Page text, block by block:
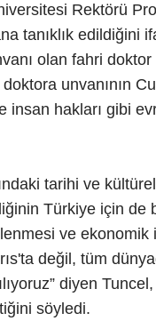
Rektörü
tanıklık edildiğini
olan fahri doktor
unvanının
insan hakları gibi
tarihi ve
Türkiye için de
ve
değil, tüm
diyen
söyledi.